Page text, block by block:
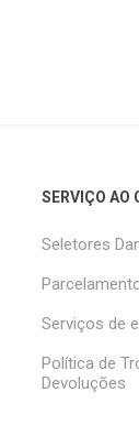
SERVIÇO AO
Seletores
Serviços de
Política de
Devoluções